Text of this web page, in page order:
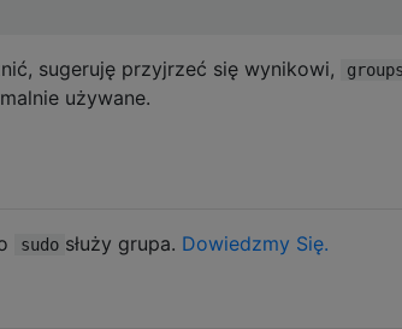
sugeruję przyjrzeć się wynikowi,
groups
używane.
sudo służy grupa. Dowiedzmy Się.